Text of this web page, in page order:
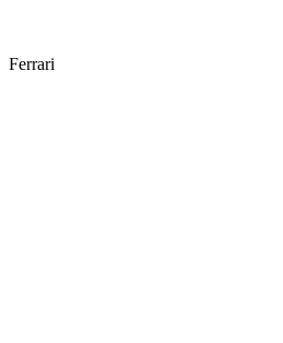
Ferrari